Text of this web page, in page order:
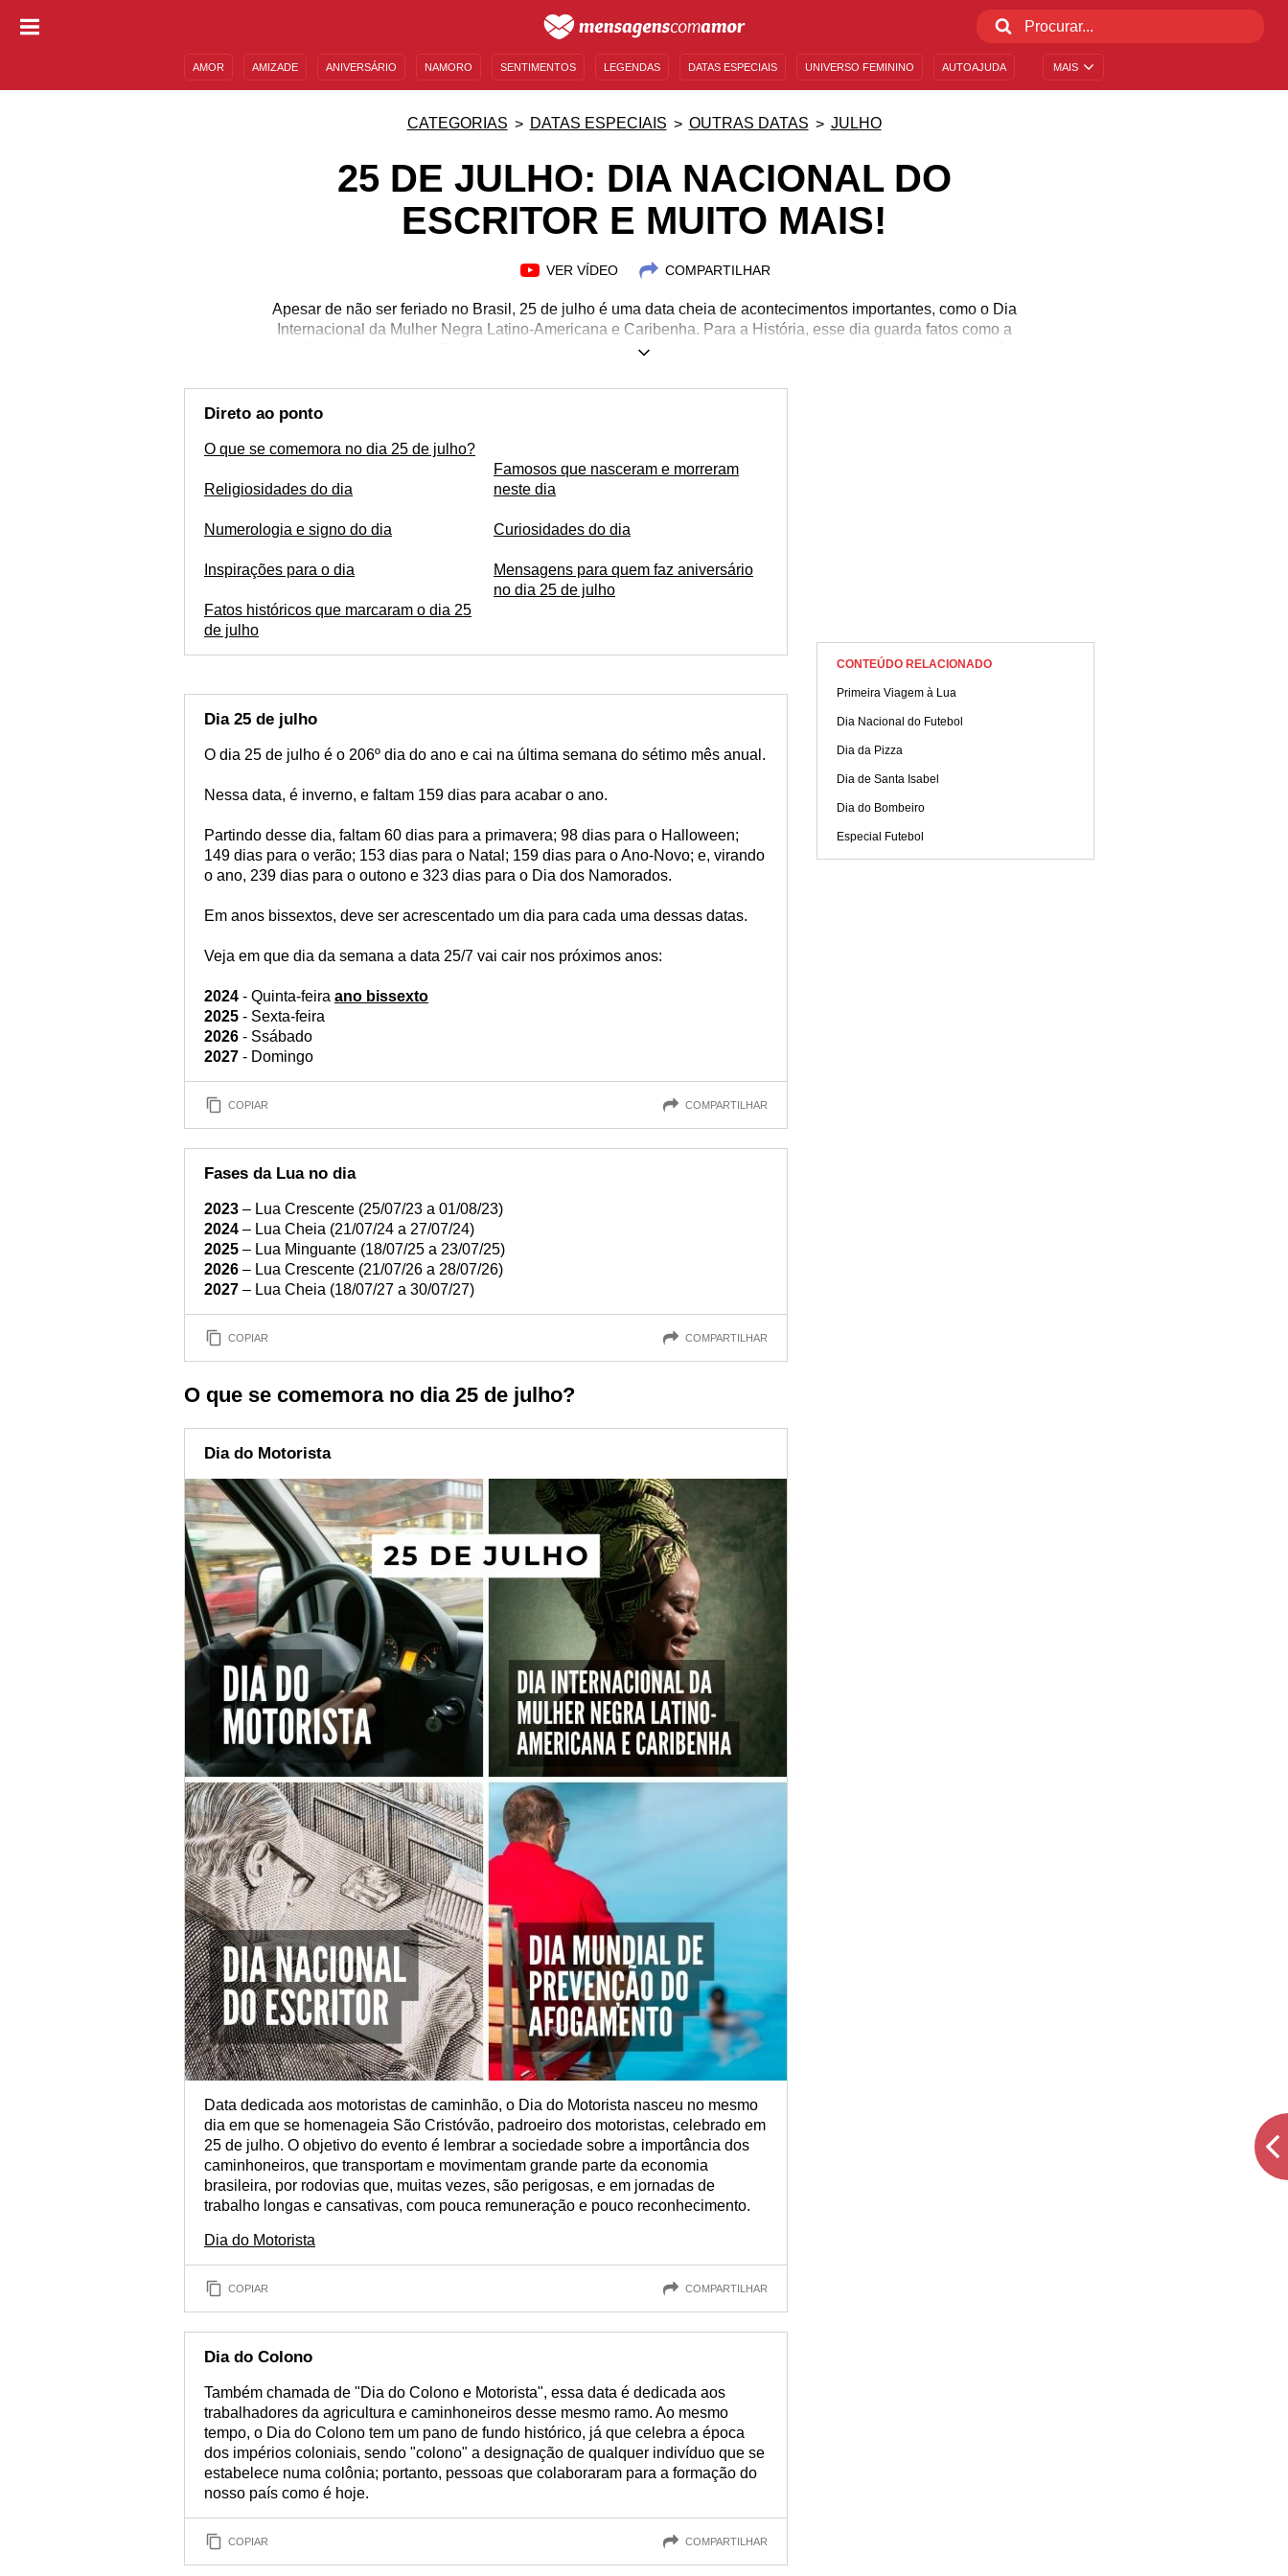
MAIS
AMOR AMIZADE ANIVERSÁRIO NAMORO SENTIMENTOS LEGENDAS DATAS ESPECIAIS UNIVERSO FEMININO AUTOAJUDA
CATEGORIAS DATAS ESPECIAIS OUTRAS DATAS JULHO
25 DE JULHO: DIA NACIONAL DO
ESCRITOR E MUITO MAIS!
VER VÍDEO COMPARTILHAR
Apesar de não ser feriado no Brasil, 25 de julho é uma data cheia de acontecimentos importantes, como o Dia
Internacional da Mulher Negra Latino-Americana e Caribenha. Para a História, esse dia guarda fatos como a
criação do Ministério da Saúde brasileiro e o nascimento do primeiro ser humano por fertilização in vitro. Além
mais alguém que celebra o aniversário em 25/7, venha ler sobre a personalidade astrológica dessa pessoa e
aproveite para enviar mensagens personalizadas de parabéns. Esses conteúdos e muito mais você encontra na
Direto ao ponto
O que se comemora no dia 25 de julho?
Religiosidades do dia
Numerologia e signo do dia
Inspirações para o dia
Fatos históricos que marcaram o dia 25
de julho
Famosos que nasceram e morreram
neste dia
Curiosidades do dia
Mensagens para quem faz aniversário
no dia 25 de julho
Dia 25 de julho
O dia 25 de julho é o 206º dia do ano e cai na última semana do sétimo mês anual.
Nessa data, é inverno, e faltam 159 dias para acabar o ano.
Partindo desse dia, faltam 60 dias para a primavera; 98 dias para o Halloween;
149 dias para o verão; 153 dias para o Natal; 159 dias para o Ano-Novo; e, virando
o ano, 239 dias para o outono e 323 dias para o Dia dos Namorados.
Em anos bissextos, deve ser acrescentado um dia para cada uma dessas datas.
Veja em que dia da semana a data 25/7 vai cair nos próximos anos:
2024 - Quinta-feira ano bissexto
2025 - Sexta-feira
2026 - Ssábado
2027 - Domingo
COPIAR COMPARTILHAR
Fases da Lua no dia
2023 – Lua Crescente (25/07/23 a 01/08/23)
2024 – Lua Cheia (21/07/24 a 27/07/24)
2025 – Lua Minguante (18/07/25 a 23/07/25)
2026 – Lua Crescente (21/07/26 a 28/07/26)
2027 – Lua Cheia (18/07/27 a 30/07/27)
COPIAR COMPARTILHAR
O que se comemora no dia 25 de julho?
Dia do Motorista
Data dedicada aos motoristas de caminhão, o Dia do Motorista nasceu no mesmo
dia em que se homenageia São Cristóvão, padroeiro dos motoristas, celebrado em
25 de julho. O objetivo do evento é lembrar a sociedade sobre a importância dos
caminhoneiros, que transportam e movimentam grande parte da economia
brasileira, por rodovias que, muitas vezes, são perigosas, e em jornadas de
trabalho longas e cansativas, com pouca remuneração e pouco reconhecimento.
Dia do Motorista
COPIAR COMPARTILHAR
Dia do Colono
Também chamada de "Dia do Colono e Motorista", essa data é dedicada aos
trabalhadores da agricultura e caminhoneiros desse mesmo ramo. Ao mesmo
tempo, o Dia do Colono tem um pano de fundo histórico, já que celebra a época
dos impérios coloniais, sendo "colono" a designação de qualquer indivíduo que se
estabelece numa colônia; portanto, pessoas que colaboraram para a formação do
nosso país como é hoje.
COPIAR COMPARTILHAR
CONTEÚDO RELACIONADO
Primeira Viagem à Lua
Dia Nacional do Futebol
Dia da Pizza
Dia de Santa Isabel
Dia do Bombeiro
Especial Futebol